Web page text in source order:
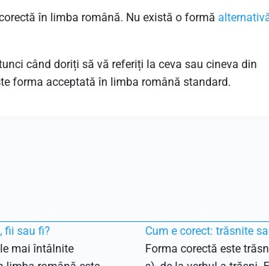
în limba română. Nu există o formă
când doriți să vă referiți la ceva sau cineva din
forma acceptată în limba română standard.
fii sau fi?
mai întâlnite
Cum e corect: trăsnite
Forma corectă este